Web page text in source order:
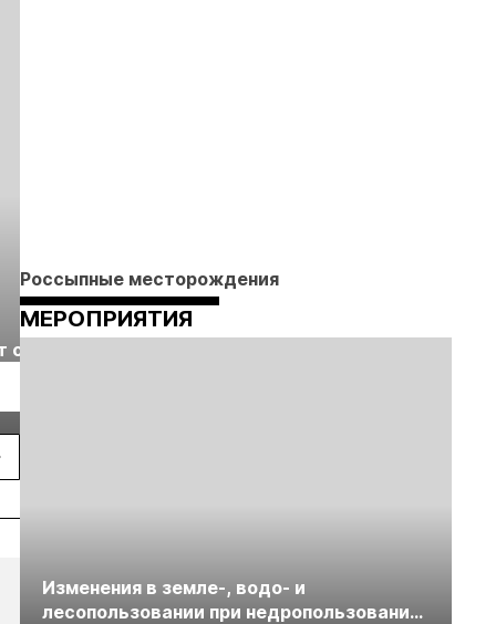
с
Выставка «Рудник
Россыпные месторождения
МЕРОПРИЯТИЯ
Изменения в земле-, водо- и
лесопользовании при недропользовании